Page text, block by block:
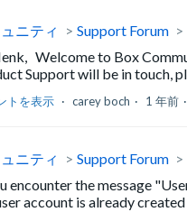
ニティ Support Forum
Welcome to Box
Support will be in touch,
トを表示 carey boch 1 年前
ニティ Support Forum
encounter the message
account is already